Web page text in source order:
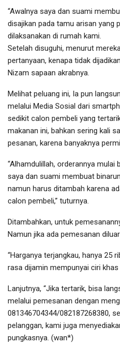
“Awalnya saya dan suami
disajikan pada tamu arisan yang
dilaksanakan di rumah kami.
Setelah disuguhi, menurut
pertanyaan, kenapa tidak
Nizam sapaan akrabnya.
Melihat peluang ini, Ia pun
melalui Media Sosial dari
sedikit calon pembeli yang
makanan ini, bahkan sering kali
pesanan, karena banyaknya
“Alhamdulillah, orderannya mulai
saya dan suami membuat
namun harus ditambah karena
calon pembeli,” tuturnya.
Ditambahkan, untuk
Namun jika ada pemesanan
“Harganya terjangkau, hanya 25
rasa dijamin mempunyai ciri khas
Lanjutnya, “Jika tertarik, bisa
melalui pemesanan dengan
081346704344/082187268380,
pelanggan, kami juga
pungkasnya. (wan*)